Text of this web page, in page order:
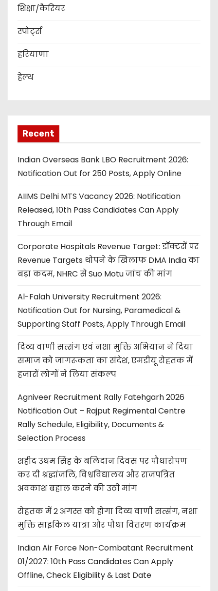
शिक्षा/कैरियर
स्पोर्ट्स
हरियाणा
हेल्थ
Recent
Indian Overseas Bank LBO Recruitment 2026:
Notification Out for 250 Posts, Apply Online
AIIMS Delhi MTS Vacancy 2026: Notification
Released, 10th Pass Candidates Can Apply
Through Email
Corporate Hospitals Revenue Target: डॉक्टरों पर
Revenue Targets थोपने के खिलाफ DMA India का
बड़ा कदम, NHRC से Suo Motu जांच की मांग
Al-Falah University Recruitment 2026:
Notification Out for Nursing, Paramedical &
Supporting Staff Posts, Apply Through Email
दिव्य वाणी सत्संग एवं नशा मुक्ति अभियान ने दिया
समाज को जागरूकता का संदेश, एमडीयू रोहतक में
हजारों लोगों ने लिया संकल्प
Agniveer Recruitment Rally Fatehgarh 2026
Notification Out – Rajput Regimental Centre
Rally Schedule, Eligibility, Documents &
Selection Process
शहीद उधम सिंह के बलिदान दिवस पर पौधारोपण
कर दी श्रद्धांजलि, विश्वविद्यालय और राजपत्रित
अवकाश बहाल करने की उठी मांग
रोहतक में 2 अगस्त को होगा दिव्य वाणी सत्संग, नशा
मुक्ति साइकिल यात्रा और पौधा वितरण कार्यक्रम
Indian Air Force Non-Combatant Recruitment
01/2027: 10th Pass Candidates Can Apply
Offline, Check Eligibility & Last Date